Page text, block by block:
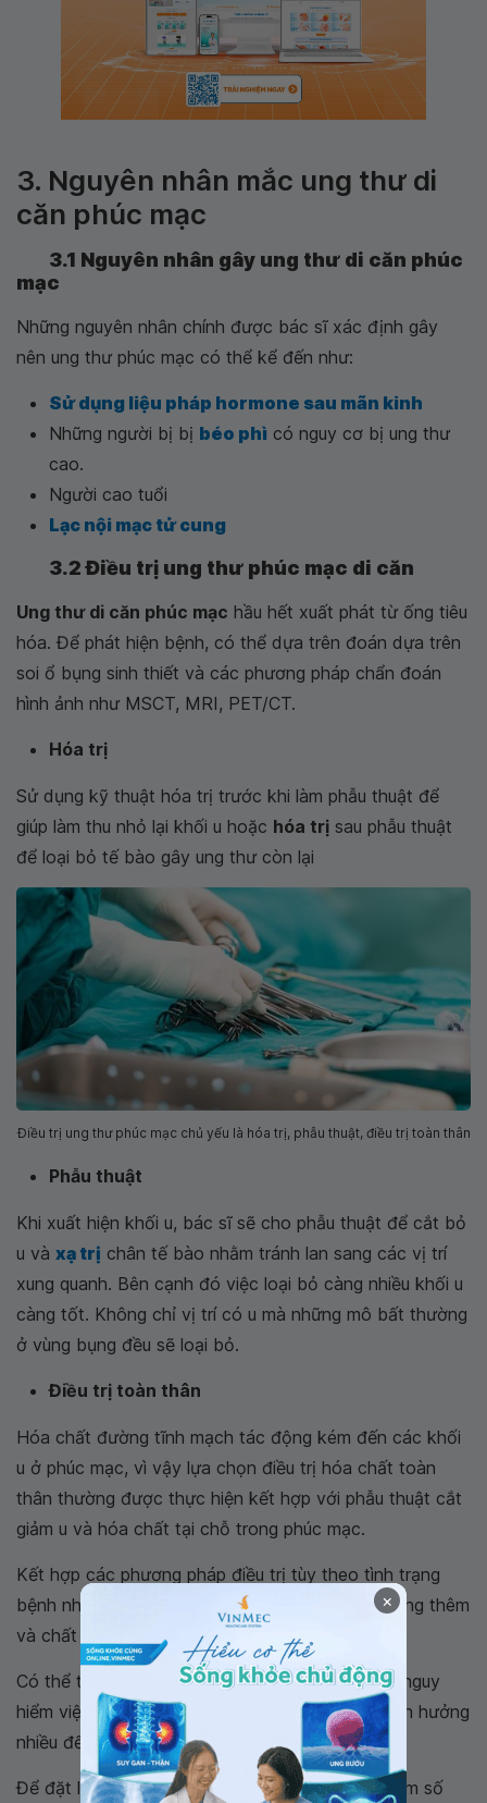
3. Nguyên nhân mắc ung thư di
căn phúc mạc
3.1 Nguyên nhân gây ung thư di căn phúc
mạc
Những nguyên nhân chính được bác sĩ xác định gây
nên ung thư phúc mạc có thể kể đến như:
Sử dụng liệu pháp hormone sau mãn kinh
Những người bị bị béo phì có nguy cơ bị ung thư
cao.
Người cao tuổi
Lạc nội mạc tử cung
3.2 Điều trị ung thư phúc mạc di căn
Ung thư di căn phúc mạc hầu hết xuất phát từ ống tiêu
hóa. Để phát hiện bệnh, có thể dựa trên đoán dựa trên
soi ổ bụng sinh thiết và các phương pháp chẩn đoán
hình ảnh như MSCT, MRI, PET/CT.
Hóa trị
Sử dụng kỹ thuật hóa trị trước khi làm phẫu thuật để
giúp làm thu nhỏ lại khối u hoặc hóa trị sau phẫu thuật
để loại bỏ tế bào gây ung thư còn lại
Điều trị ung thư phúc mạc chủ yếu là hóa trị, phẫu thuật, điều trị toàn thân
Phẫu thuật
Khi xuất hiện khối u, bác sĩ sẽ cho phẫu thuật để cắt bỏ
u và xạ trị chân tế bào nhằm tránh lan sang các vị trí
xung quanh. Bên cạnh đó việc loại bỏ càng nhiều khối u
càng tốt. Không chỉ vị trí có u mà những mô bất thường
ở vùng bụng đều sẽ loại bỏ.
Điều trị toàn thân
Hóa chất đường tĩnh mạch tác động kém đến các khối
u ở phúc mạc, vì vậy lựa chọn điều trị hóa chất toàn
thân thường được thực hiện kết hợp với phẫu thuật cắt
giảm u và hóa chất tại chỗ trong phúc mạc.
Kết hợp các phương pháp điều trị tùy theo tình trạng
bệnh nhân sẽ giúp cải thiện đáng kể thời gian sống thêm
và chất lượng sống của bệnh nhân.
Có thể thấy ung thư phúc mạc là một căn bệnh nguy
hiểm việc không được điều trị kịp thời sẽ gây ảnh hưởng
nhiều đến sức khỏe, thậm chí là tử vong.
Để đặt lịch khám tại viện, Quý khách vui lòng bấm số
×